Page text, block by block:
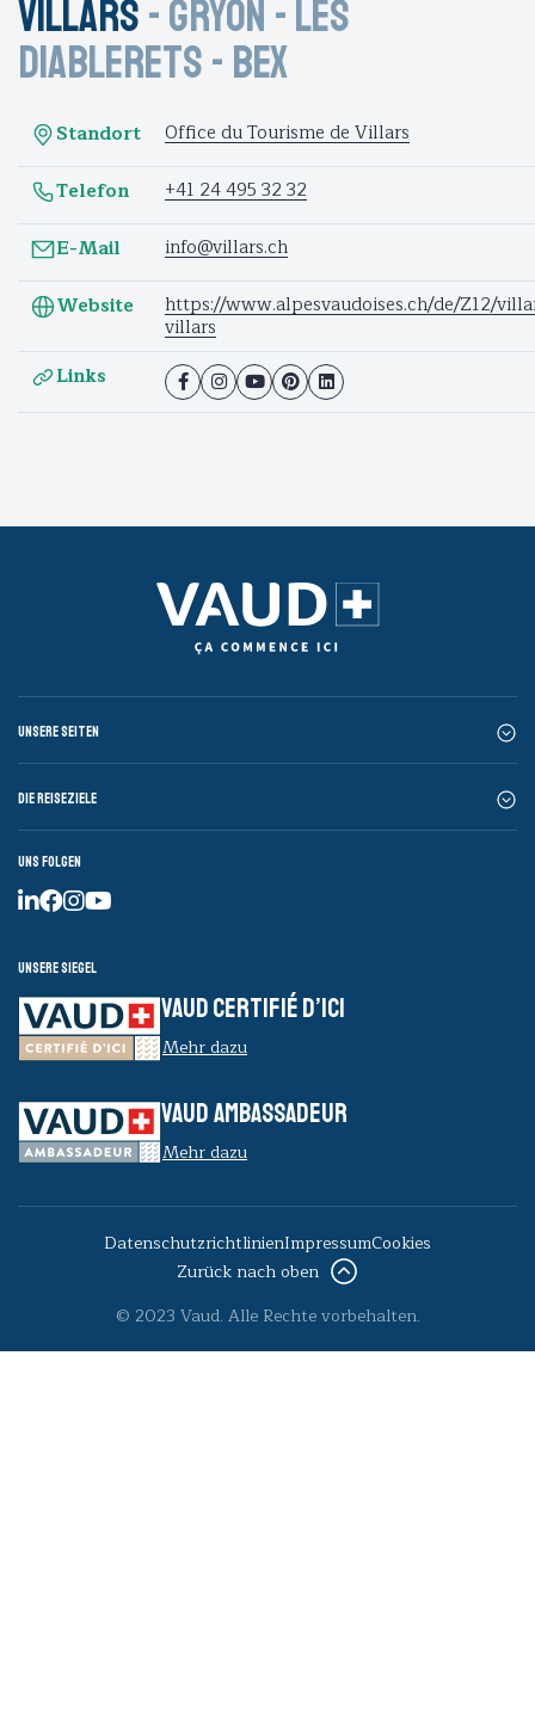
Villars-Gryon -Les
Diablerets- Bex
Standort
Office du Tourisme de Villars
Telefon
+41 24 495 32 32
E-Mail
info@villars.ch
Website
https://www.alpesvaudoises.ch/de/Z12/
villars
Links
Unsere Seiten
Die Reiseziele
Uns folgen
Unsere Siegel
VAUD CERTIFIÉ D’ICI
Mehr dazu
VAUD AMBASSADEUR
Mehr dazu
© 2023 Vaud. Alle Rechte vorbehalten.
DatenschutzrichtlinienImpressumCookies
Zurück nach oben